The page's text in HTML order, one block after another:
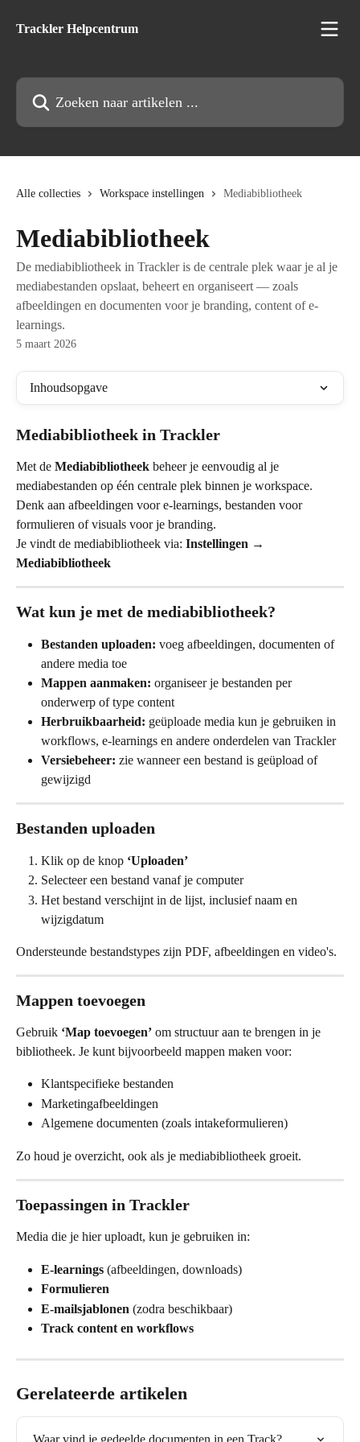
Trackler Helpcentrum
Zoeken naar artikelen ...
Alle collecties Workspace instellingen Mediabibliotheek
Mediabibliotheek
De mediabibliotheek in Trackler is de centrale plek waar je al je
mediabestanden opslaat, beheert en organiseert — zoals
afbeeldingen en documenten voor je branding, content of e-
learnings.
5 maart 2026
Inhoudsopgave
Mediabibliotheek in Trackler
Met de Mediabibliotheek beheer je eenvoudig al je
mediabestanden op één centrale plek binnen je workspace.
Denk aan afbeeldingen voor e-learnings, bestanden voor
formulieren of visuals voor je branding.
Je vindt de mediabibliotheek via: Instellingen →
Mediabibliotheek
Wat kun je met de mediabibliotheek?
Bestanden uploaden: voeg afbeeldingen, documenten of
andere media toe
Mappen aanmaken: organiseer je bestanden per
onderwerp of type content
Herbruikbaarheid: geüploade media kun je gebruiken in
workflows, e-learnings en andere onderdelen van Trackler
Versiebeheer: zie wanneer een bestand is geüpload of
gewijzigd
Bestanden uploaden
Klik op de knop ‘Uploaden’
Selecteer een bestand vanaf je computer
Het bestand verschijnt in de lijst, inclusief naam en
wijzigdatum
Ondersteunde bestandstypes zijn PDF, afbeeldingen en video's.
Mappen toevoegen
Gebruik ‘Map toevoegen’ om structuur aan te brengen in je
bibliotheek. Je kunt bijvoorbeeld mappen maken voor:
Klantspecifieke bestanden
Marketingafbeeldingen
Algemene documenten (zoals intakeformulieren)
Zo houd je overzicht, ook als je mediabibliotheek groeit.
Toepassingen in Trackler
Media die je hier uploadt, kun je gebruiken in:
E-learnings (afbeeldingen, downloads)
Formulieren
E-mailsjablonen (zodra beschikbaar)
Track content en workflows
Gerelateerde artikelen
Waar vind je gedeelde documenten in een Track?